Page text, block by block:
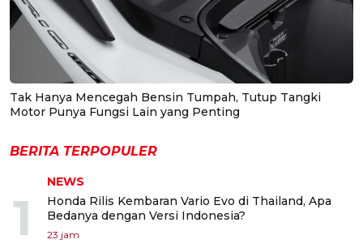
Tak Hanya Mencegah Bensin Tumpah, Tutup Tangki
Motor Punya Fungsi Lain yang Penting
BERITA TERPOPULER
1
NEWS
Honda Rilis Kembaran Vario Evo di Thailand, Apa
Bedanya dengan Versi Indonesia?
23 jam